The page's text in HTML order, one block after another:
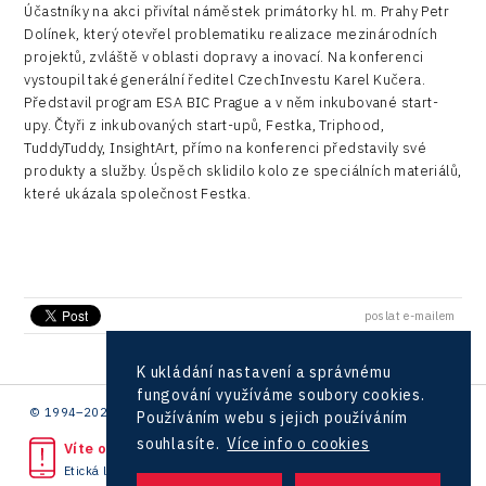
Hunter Games
Kaleido
LAM-X
Virtual Lab
City
Drones
Manufacturing
Rail
Road
Data services
Infrastructure
Logic/MaaS
PPP projekty
Průmyslová zóna
Příhraničí
Společenská odpovědnost
Technická infrastruktura
Konference Potenciál místní ekonomiky 2021
Konference Potenciál místní ekonomiky 2019
Konference Potenciál místní ekonomiky 2018
Představení průběžného pokroku projektu
Pasportizace
Účastníky na akci přivítal náměstek primátorky hl. m. Prahy Petr
Dolínek, který otevřel problematiku realizace mezinárodních
projektů, zvláště v oblasti dopravy a inovací. Na konferenci
vystoupil také generální ředitel CzechInvestu Karel Kučera.
Představil program ESA BIC Prague a v něm inkubované start-
upy. Čtyři z inkubovaných start-upů, Festka, Triphood,
TuddyTuddy, InsightArt, přímo na konferenci představily své
produkty a služby. Úspěch sklidilo kolo ze speciálních materiálů,
které ukázala společnost Festka.
poslat e-mailem
© 1994–2026 CzechInvest | .
Víte o protiprávním jednání?
Etická linka
K ukládání nastavení a správnému
fungování využíváme soubory cookies.
Používáním webu s jejich používáním
souhlasíte. Více info o cookies